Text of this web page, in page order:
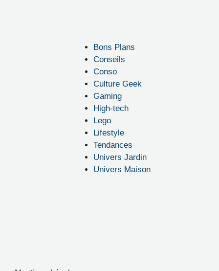
Bons Plans
Conseils
Conso
Culture Geek
Gaming
High-tech
Lego
Lifestyle
Tendances
Univers Jardin
Univers Maison